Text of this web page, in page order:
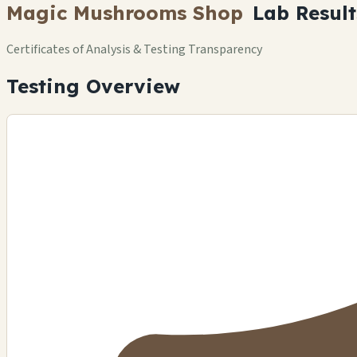
Magic Mushrooms Shop Lab
Certificates of Analysis & Testing Transparency
Testing Overview